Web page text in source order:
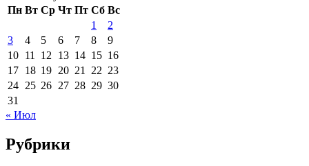
Пн Вт Ср Чт Пт Сб Вс
1
2
3
4 5 6 7 8
9
10 11 12 13 14 15 16
17 18 19 20 21 22 23
24 25 26 27 28 29 30
31
« Июл
Рубрики